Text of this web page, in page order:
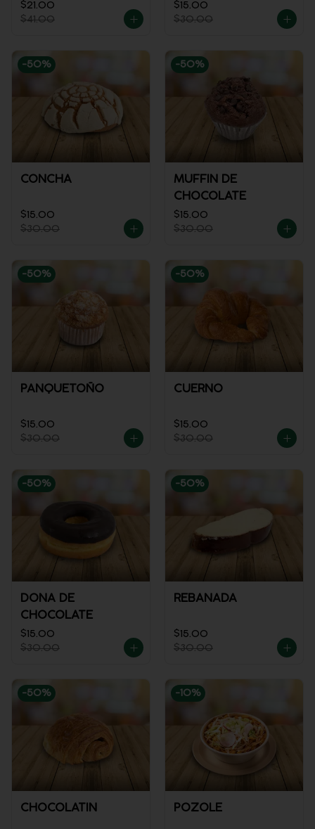
$21.00
$41.00
$15.00
$30.00
-50%
CONCHA
$15.00
$30.00
-50%
MUFFIN DE
CHOCOLATE
$15.00
$30.00
-50%
PANQUETOÑO
$15.00
$30.00
-50%
CUERNO
$15.00
$30.00
-50%
DONA DE
CHOCOLATE
$15.00
$30.00
-50%
REBANADA
$15.00
$30.00
-50%
CHOCOLATIN
-10%
POZOLE